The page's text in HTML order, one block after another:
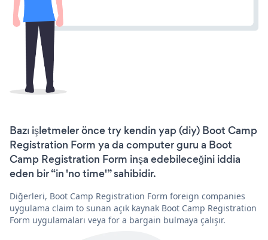
Bazı işletmeler önce try kendin yap (diy) Boot Camp
Registration Form ya da computer guru a Boot
Camp Registration Form inşa edebileceğini iddia
eden bir “in 'no time'” sahibidir.
Diğerleri, Boot Camp Registration Form foreign companies
uygulama claim to sunan açık kaynak Boot Camp Registration
Form uygulamaları veya for a bargain bulmaya çalışır.